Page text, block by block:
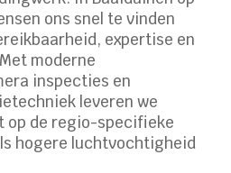
ons snel te vinden
expertise en
moderne
inspecties en
leveren we
op de regio-specifieke
hogere luchtvochtigheid